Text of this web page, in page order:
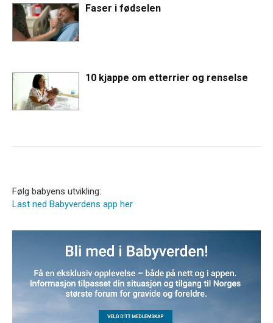
Faser i fødselen
10 kjappe om etterrier og renselse
Følg babyens utvikling:
Last ned Babyverdens app her